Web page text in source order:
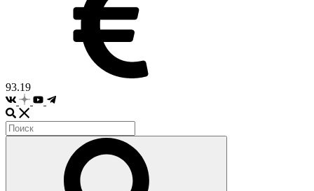
93.19